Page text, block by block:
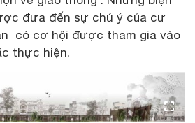
đưa đến sự chú ý của cư
có cơ hội được tham gia vào
thực hiện.